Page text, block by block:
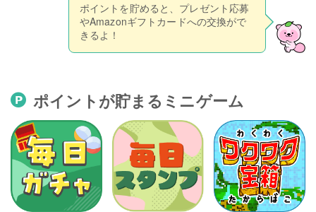
ポイントを貯めると、プレゼント応募
やAmazonギフトカードへの交換がで
きるよ！
ポイントが貯まるミニゲーム